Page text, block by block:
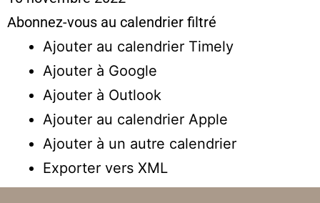
Abonnez-vous au calendrier filtré
Ajouter au calendrier Timely
Ajouter à Google
Ajouter à Outlook
Ajouter au calendrier Apple
Ajouter à un autre calendrier
Exporter vers XML